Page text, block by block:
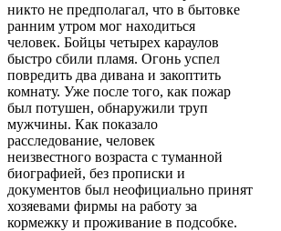
никто не предполагал, что в бытовке
ранним утром мог находиться
человек. Бойцы четырех караулов
быстро сбили пламя. Огонь успел
повредить два дивана и закоптить
комнату. Уже после того, как пожар
был потушен, обнаружили труп
мужчины. Как показало
расследование, человек
неизвестного возраста с туманной
биографией, без прописки и
документов был неофициально принят
хозяевами фирмы на работу за
кормежку и проживание в подсобке.